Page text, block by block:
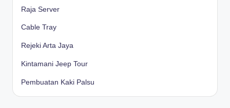
Raja Server
Cable Tray
Rejeki Arta Jaya
Kintamani Jeep Tour
Pembuatan Kaki Palsu